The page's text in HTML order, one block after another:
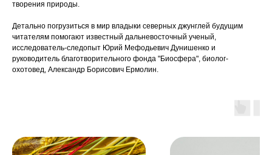
творения природы.
Детально погрузиться в мир владыки северных джунглей будущим
читателям помогают известный дальневосточный ученый,
исследователь-следопыт Юрий Мефодьевич Дунишенко и
руководитель благотворительного фонда "Биосфера", биолог-
охотовед, Александр Борисович Ермолин.